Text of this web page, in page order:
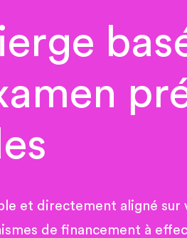
et directement aligné sur
de financement à